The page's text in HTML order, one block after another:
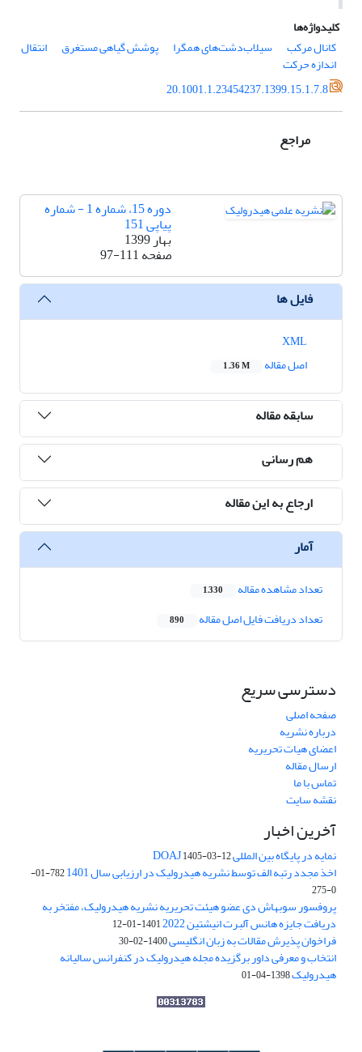
کلیدواژه‌ها
کانال مرکب
سیلاب‌دشت‌های همگرا پوشش گیاهی مستغرق انتقال
اندازه حرکت
20.1001.1.23454237.1399.15.1.7.8
مراجع
دوره 15، شماره 1 - شماره
پیاپی 151
بهار 1399
صفحه97-111
فایل ها
اصل مقاله
1.36 M
سابقه مقاله
هم رسانی
ارجاع به این مقاله
آمار
تعداد مشاهده مقاله 1,330
تعداد دریافت فایل اصل مقاله 890
دسترسی سریع
صفحه اصلی
درباره نشریه
اعضای هیات تحریریه
ارسال مقاله
تماس با ما
نقشه سایت
آخرین اخبار
نمایه در پایگاه بین المللی DOAJ1405-03-12
اخذ مجدد رتبه الف توسط نشریه هیدرولیک در ارزیابی سال 1401
782-01-
0-275
پروفسور سوبهاش دی عضو هیئت تحریریه نشریه هیدرولیک، مفتخر به
دریافت جایزه هانس آلبرت انیشتین 2022 1401-01-12
فراخوان پذیرش مقالات به زبان انگلیسی1400-02-30
انتخاب و معرفی داور برگزیده مجله هیدرولیک در کنفرانس سالیانه
هیدرولیک1398-04-01